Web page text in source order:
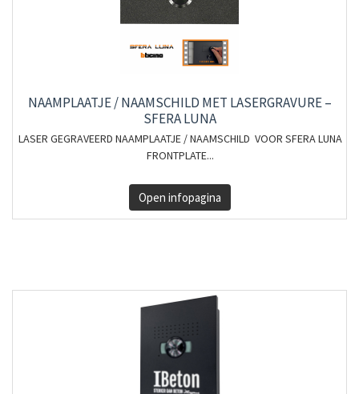
NAAMPLAATJE / NAAMSCHILD MET LASERGRAVURE –
SFERA LUNA
LASER GEGRAVEERD NAAMPLAATJE / NAAMSCHILD VOOR SFERA LUNA
FRONTPLATE...
Open infopagina